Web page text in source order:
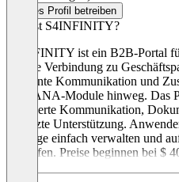
Dieses Profil betreiben
Was ist S4INFINITY?
S4INFINITY ist ein B2B-Portal
das die Verbindung zu
effiziente Kommunikation und
S/4HANA-Module hinweg. Das
integrierte Kommunikation,
gestützte Unterstützung.
Verträge einfach verwalten und
zugreifen. Preise beginnen bei $